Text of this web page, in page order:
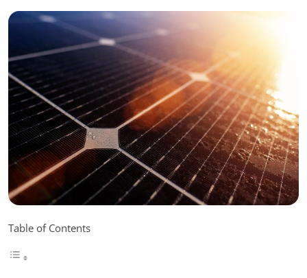
Table of Contents